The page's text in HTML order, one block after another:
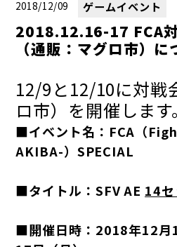
2018/12/09 ゲームイベント
2018.12.16-17 FCA
（通販：マグロ市）に
12/9と12/10に対戦
ロ市）を開催します。
■イベント名：FCA（
AKIBA-）SPECIAL
■タイトル：SFV AE 14
■開催日時：2018年12月